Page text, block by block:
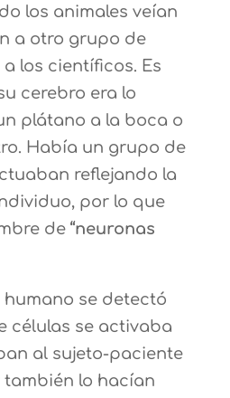
los animales veían
a otro grupo de
los científicos. Es
cerebro era lo
plátano a la boca o
Había un grupo de
reflejando la
por lo que
de “neuronas
humano se detectó
células se activaba
al sujeto-paciente
lo hacían